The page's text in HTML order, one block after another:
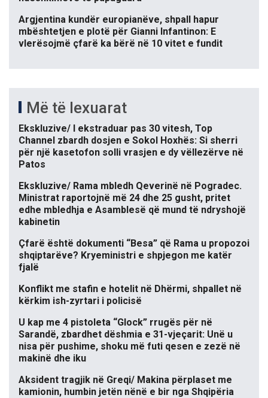
Argjentina kundër europianëve, shpall hapur
mbështetjen e plotë për Gianni Infantinon: E
vlerësojmë çfarë ka bërë në 10 vitet e fundit
Më të lexuarat
Ekskluzive/ I ekstraduar pas 30 vitesh, Top
Channel zbardh dosjen e Sokol Hoxhës: Si sherri
për një kasetofon solli vrasjen e dy vëllezërve në
Patos
Ekskluzive/ Rama mbledh Qeverinë në Pogradec.
Ministrat raportojnë më 24 dhe 25 gusht, pritet
edhe mbledhja e Asamblesë që mund të ndryshojë
kabinetin
Çfarë është dokumenti “Besa” që Rama u propozoi
shqiptarëve? Kryeministri e shpjegon me katër
fjalë
Konflikt me stafin e hotelit në Dhërmi, shpallet në
kërkim ish-zyrtari i policisë
U kap me 4 pistoleta “Glock” rrugës për në
Sarandë, zbardhet dëshmia e 31-vjeçarit: Unë u
nisa për pushime, shoku më futi qesen e zezë në
makinë dhe iku
Aksident tragjik në Greqi/ Makina përplaset me
kamionin, humbin jetën nënë e bir nga Shqipëria